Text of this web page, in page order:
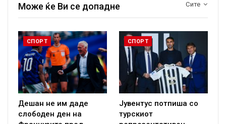
Сите
Може ќе Ви се допадне
СПОРТ
Дешан не им даде
слободен ден на
СПОРТ
Јувентус потпиша со
турскиот